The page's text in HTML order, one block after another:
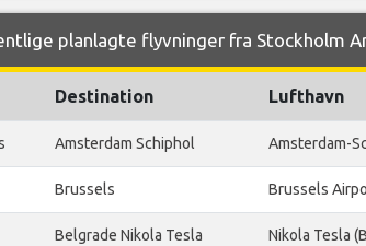
planlagte flyvninger fra Stockholm
Destination Lufthavn
Amsterdam Schiphol Amsterdam-
Brussels Brussels
Belgrade Nikola Tesla Nikola Tesla